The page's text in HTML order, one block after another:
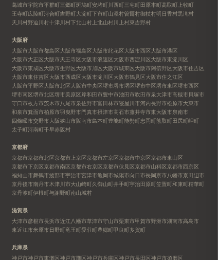
葛城市宇陀市平群町三郷町斑鳩町安堵町川西町三宅町田原本町高取町 上牧町
王寺町広陵町河合町吉野町大淀町下市町山添村曽爾村御杖村明日香村黒滝村
天川村野迫川村十津川村下北山村 上北山村川上村東吉野村
大阪府
大阪市大阪市都島区大阪市福島区大阪市此花区大阪市西区大阪市港区
大阪市大正区大阪市天王寺区大阪市浪速区大阪市西淀川区大阪市東淀川区
大阪市東成区大阪市生野区大阪市旭区大阪市城東区大阪市阿倍野区大阪市住吉区
大阪市東住吉区大阪市西成区大阪市淀川区大阪市鶴見区大阪市住之江区
大阪市平野区大阪市北区大阪市中央区堺市堺市堺区堺市中区堺市東区堺市西区
堺市南区堺市北区堺市美原区岸和田市豊中市池田市吹田市泉大津市高槻市 貝塚市
守口市枚方市茨木市八尾市泉佐野市富田林市寝屋川市河内長野市松原市大東市
和泉市箕面市柏原市羽曳野市門真市摂津市高石市藤井寺市東大阪市泉南市
四條畷市交野市大阪狭山市阪南市島本町豊能町能勢町忠岡町熊取町田尻町岬町
太子町河南町千早赤阪村
京都府
京都市京都市北区京都市上京区京都市左京区京都市中京区京都市東山区
京都市下京区京都市南区京都市右京区京都市伏見区京都市山科区京都市西京区
福知山市舞鶴市綾部市宇治市宮津市亀岡市城陽市向日市長岡京市八幡市京田辺市
京丹後市南丹市木津川市大山崎町久御山町井手町宇治田原町笠置町和束町精華町
京丹波町伊根町与謝野町南山城村
滋賀県
大津市彦根市長浜市近江八幡市草津市守山市栗東市甲賀市野洲市湖南市高島市
東近江市米原市日野町竜王町愛荘町豊郷町甲良町多賀町
兵庫県
神戸市神戸市東灘区神戸市灘区神戸市兵庫区神戸市長田区神戸市須磨区